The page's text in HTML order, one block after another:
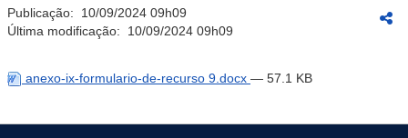
Publicação: 10/09/2024 09h09
Última modificação: 10/09/2024 09h09
anexo-ix-formulario-de-recurso 9.docx — 57.1 KB